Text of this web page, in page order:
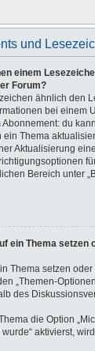
und
einem
Forum?
ähnlich den
bei einem
du
Thema
Aktualisierung
Bereich unter
ein Thema setzen
Thema setzen
„Themen-
des
die Option
aktivierst,